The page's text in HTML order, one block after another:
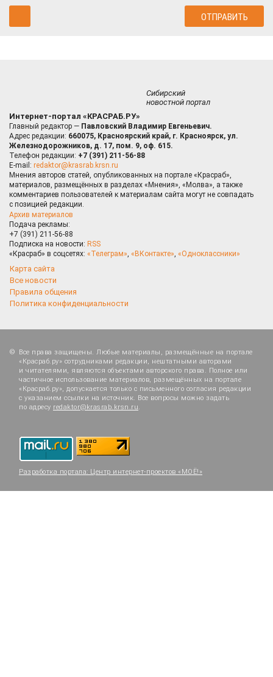
Сибирский
новостной портал
Интернет-портал «КРАСРАБ.РУ»
Главный редактор — Павловский Владимир Евгеньевич.
Адрес редакции: 660075, Красноярский край, г. Красноярск, ул.
Железнодорожников, д. 17, пом. 9, оф. 615.
Телефон редакции: +7 (391) 211-56-88
E-mail: redaktor@krasrab.krsn.ru
Мнения авторов статей, опубликованных на портале «Красраб»,
материалов, размещённых в разделах «Мнения», «Молва», а также
комментариев пользователей к материалам сайта могут не совпадать
с позицией редакции.
Архив материалов
Подача рекламы:
+7 (391) 211-56-88
Подписка на новости: RSS
«Красраб» в соцсетях: «Телеграм», «ВКонтакте», «Одноклассники»
Карта сайта
Все новости
Правила общения
Политика конфиденциальности
Все права защищены. Любые материалы, размещённые на портале
«Красраб.ру» сотрудниками редакции, нештатными авторами
и читателями, являются объектами авторского права. Полное или
частичное использование материалов, размещённых на портале
«Красраб.ру», допускается только с письменного согласия редакции
с указанием ссылки на источник. Все вопросы можно задать
по адресу redaktor@krasrab.krsn.ru.
Разработка портала: Центр интернет-проектов «МОЁ!»